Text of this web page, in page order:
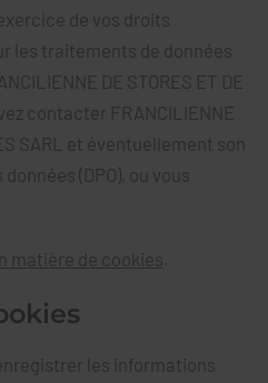
de vos droits
les traitements de données
DE STORES ET DE
contacter FRANCILIENNE
SARL et éventuellement son
(DPO), ou vous
matière de cookies
les informations